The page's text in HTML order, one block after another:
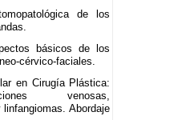
de los
básicos de los
cérvico-faciales.
en Cirugía Plástica:
venosas,
Abordaje